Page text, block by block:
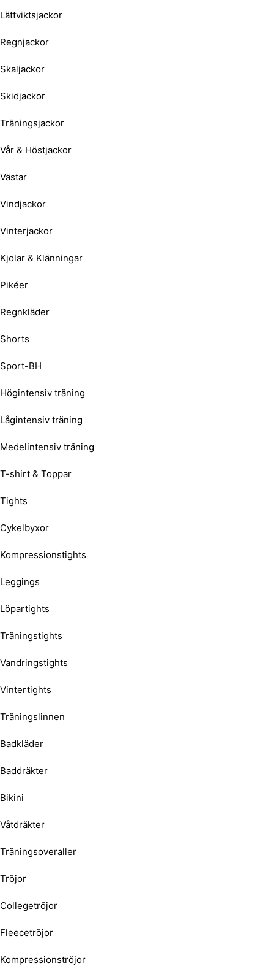
Lättviktsjackor
Regnjackor
Skaljackor
Skidjackor
Träningsjackor
Vår & Höstjackor
Västar
Vindjackor
Vinterjackor
Kjolar & Klänningar
Pikéer
Regnkläder
Shorts
Sport-BH
Högintensiv träning
Lågintensiv träning
Medelintensiv träning
T-shirt & Toppar
Tights
Cykelbyxor
Kompressionstights
Leggings
Löpartights
Träningstights
Vandringstights
Vintertights
Träningslinnen
Badkläder
Baddräkter
Bikini
Våtdräkter
Träningsoveraller
Tröjor
Collegetröjor
Fleecetröjor
Kompressionströjor